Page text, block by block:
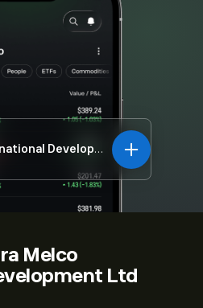
Melco International Development Ltd 200.HK
Melco
Ltd